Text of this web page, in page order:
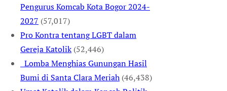
Pengurus Komcab Kota Bogor 2024-
2027 (57,017)
Pro Kontra tentang LGBT dalam
Gereja Katolik (52,446)
Lomba Menghias Gunungan Hasil
Bumi di Santa Clara Meriah (46,438)